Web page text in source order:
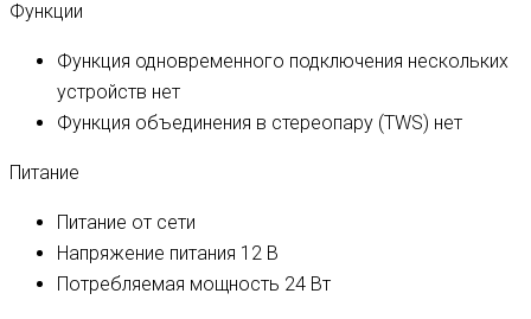
Функции
Функция одновременного подключения нескольких
устройств нет
Функция объединения в стереопару (TWS) нет
Питание
Питание от сети
Напряжение питания 12 В
Потребляемая мощность 24 Вт